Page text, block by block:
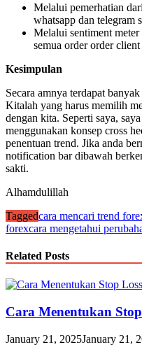
Melalui pemerhatian
whatsapp dan telegram
Melalui sentiment
semua order order client
Kesimpulan
Secara amnya terdapat
Kitalah yang harus memilih
dengan kita. Seperti saya,
menggunakan konsep cross
penentuan trend. Jika anda
notification bar dibawah
sakti.
Alhamdulillah
Taggedcara mencari trend
forexcara mengetahui
Related Posts
Cara Menentukan
January 21, 2025January 21,